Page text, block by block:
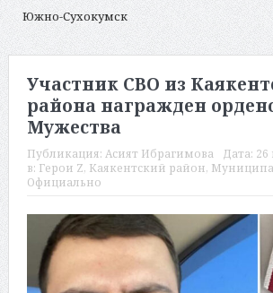
Южно-Сухокумск
Участник СВО из
района награжден
Мужества
Публикация: Асият Ибрагимова Дата: 26
в: Герои Z, Каякентский район,
Официально